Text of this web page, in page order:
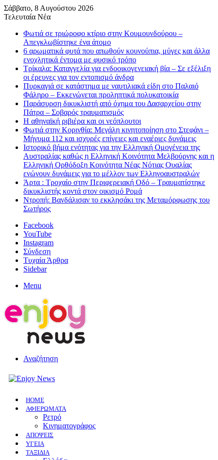
Σάββατο, 8 Αυγούστου 2026
Τελευταία Νέα
Φωτιά σε τριώροφο κτίριο στην Κουμουνδούρου –
Απεγκλωβίστηκε ένα άτομο
6 αρωματικά φυτά που απωθούν κουνούπια, μύγες και άλλα
ενοχλητικά έντομα με φυσικό τρόπο
Τρίκαλα: Καταγγελία για ενδοοικογενειακή βία – Σε εξέλιξη
οι έρευνες για τον εντοπισμό άνδρα
Πυρκαγιά σε κατάστημα με ναυτιλιακά είδη στο Παλαιό
Φάληρο – Εκκενώνεται προληπτικά πολυκατοικία
Παράσυρση δικυκλιστή από όχημα του Δασαρχείου στην
Πάτρα – Σοβαρός τραυματισμός
Η αθηναϊκή ριβιέρα και οι νεόπλουτοι
Φωτιά στην Κορινθία: Μεγάλη κινητοποίηση στο Στεφάνι –
Μήνυμα 112 και ισχυρές επίγειες και εναέριες δυνάμεις
Ιστορικό βήμα ενότητας για την Ελληνική Ομογένεια της
Αυστραλίας καθώς η Ελληνική Κοινότητα Μελβούρνης και η
Ελληνική Ορθόδοξη Κοινότητα Νέας Νότιας Ουαλίας
ενώνουν δυνάμεις για το μέλλον των Ελληνοαυστραλών
Άρτα : Τροχαίο στην Περιφερειακή Οδό – Τραυματίστηκε
δικυκλιστής κοντά στον οικισμό Ρομά
Ντροπή: Βανδάλισαν το εκκλησάκι της Μεταμόρφωσης του
Σωτήρος
Facebook
YouTube
Instagram
Σύνδεση
Τυχαία Άρθρα
Sidebar
Menu
Αναζήτηση
HOME
ΑΦΙΕΡΩΜΑΤΑ
Ρετρό
Κινηματογράφος
ΑΠΟΨΕΙΣ
ΥΓΕΙΑ
ΤΑΞΙΔΙΑ